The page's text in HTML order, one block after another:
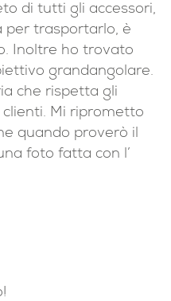
di tutti gli accessori,
per trasportarlo, è
Inoltre ho trovato
grandangolare.
che rispetta gli
clienti. Mi riprometto
quando proverò il
foto fatta con l’